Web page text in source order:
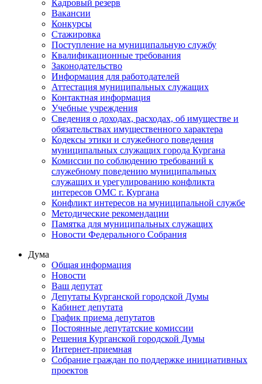
Кадровый резерв
Вакансии
Конкурсы
Стажировка
Поступление на муниципальную службу
Квалификационные требования
Законодательство
Информация для работодателей
Аттестация муниципальных служащих
Контактная информация
Учебные учреждения
Сведения о доходах, расходах, об имуществе и
обязательствах имущественного характера
Кодексы этики и служебного поведения
муниципальных служащих города Кургана
Комиссии по соблюдению требований к
служебному поведению муниципальных
служащих и урегулированию конфликта
интересов ОМС г. Кургана
Конфликт интересов на муниципальной службе
Методические рекомендации
Памятка для муниципальных служащих
Новости Федерального Cобрания
Дума
Общая информация
Новости
Ваш депутат
Депутаты Курганской городской Думы
Кабинет депутата
График приема депутатов
Постоянные депутатские комиссии
Решения Курганской городской Думы
Интернет-приемная
Собрание граждан по поддержке инициативных
проектов